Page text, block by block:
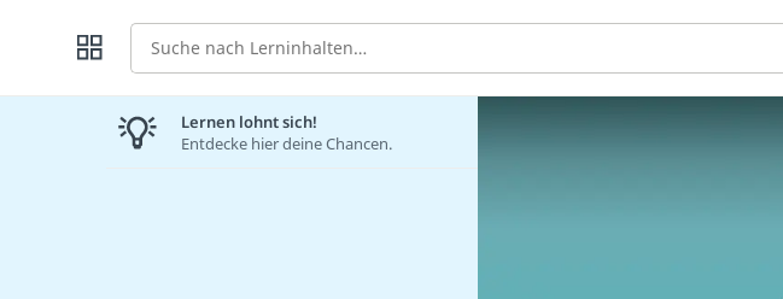
Suche
Lernen lohnt sich!
Entdecke hier deine Chancen.